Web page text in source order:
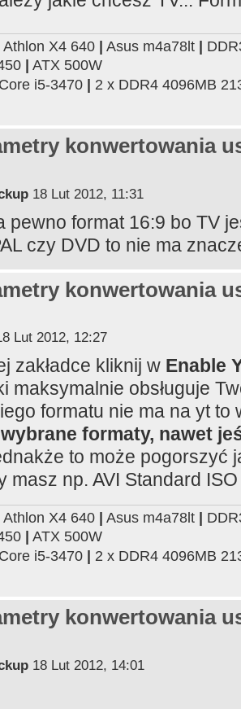
Athlon X4 640 Asus m4a78lt
ATX 500W
i5-3470
2 x DDR4 4096MB
konwertowania
18 Lut 2012, 11:31
pewno format 16:9 bo TV
czy DVD to nie ma
konwertowania
Lut 2012, 12:27
zakładce kliknij w Enable
maksymalnie obsługuje
formatu nie ma na yt
formaty, nawet
to może pogorszyć
masz np. AVI Standard
Athlon X4 640 Asus m4a78lt
ATX 500W
i5-3470
2 x DDR4 4096MB
konwertowania
18 Lut 2012, 14:01